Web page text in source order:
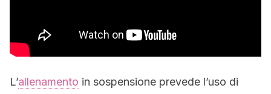
L’allenamento in sospensione prevede l’uso di